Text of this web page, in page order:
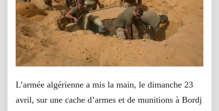
L’armée algérienne a mis la main, le dimanche 23
avril, sur une cache d’armes et de munitions à Bordj